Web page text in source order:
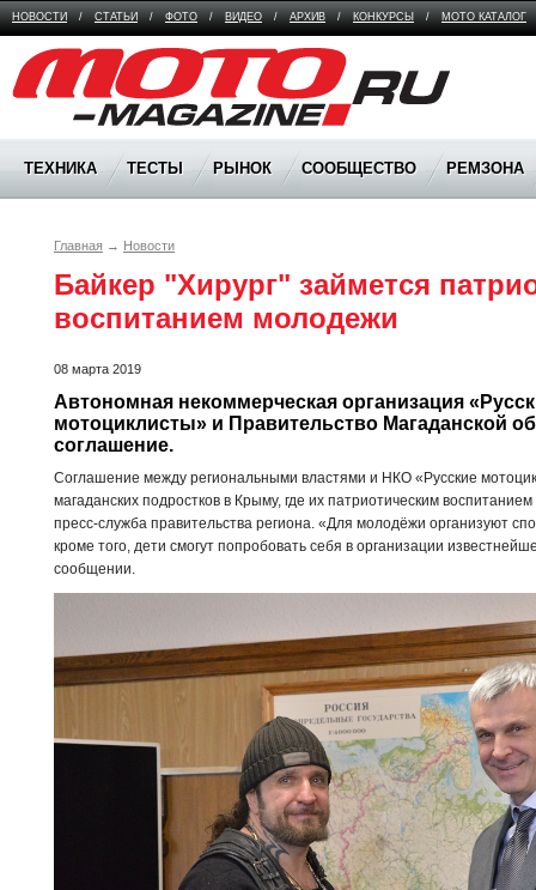
НОВОСТИ / СТАТЬИ / ФОТО / ВИДЕО / АРХИВ / КОНКУРСЫ / МОТО КАТАЛОГ
Moto Magazine
ТЕХНИКА ТЕСТЫ РЫНОК СООБЩЕСТВО РЕМЗОНА
Главная → Новости
Байкер "Хирург" займется
воспитанием молодежи
08 марта 2019
Автономная некоммерческая организация
мотоциклисты» и Правительство Магаданской
соглашение.
Соглашение между региональными властями и НКО «Русские
магаданских подростков в Крыму, где их патриотическим
пресс-служба правительства региона. «Для молодёжи организуют
кроме того, дети смогут попробовать себя в организации
сообщении.